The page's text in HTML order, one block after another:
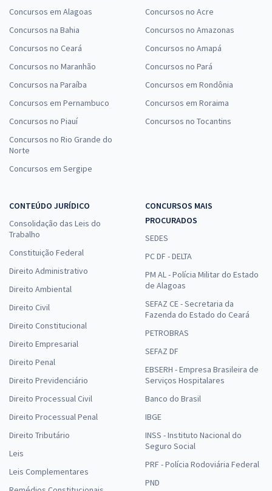
Concursos em Alagoas
Concursos na Bahia
Concursos no Ceará
Concursos no Maranhão
Concursos na Paraíba
Concursos em Pernambuco
Concursos no Piauí
Concursos no Rio Grande do
Norte
Concursos em Sergipe
Concursos no Acre
Concursos no Amazonas
Concursos no Amapá
Concursos no Pará
Concursos em Rondônia
Concursos em Roraima
Concursos no Tocantins
CONTEÚDO JURÍDICO
Consolidação das Leis do
Trabalho
Constituição Federal
Direito Administrativo
Direito Ambiental
Direito Civil
Direito Constitucional
Direito Empresarial
Direito Penal
Direito Previdenciário
Direito Processual Civil
Direito Processual Penal
Direito Tributário
Leis
Leis Complementares
CONCURSOS MAIS
PROCURADOS
SEDES
PC DF - DELTA
PM AL - Polícia Militar do Estado
de Alagoas
SEFAZ CE - Secretaria da
Fazenda do Estado do Ceará
PETROBRAS
SEFAZ DF
EBSERH - Empresa Brasileira de
Serviços Hospitalares
Banco do Brasil
IBGE
INSS - Instituto Nacional do
Seguro Social
PRF - Polícia Rodoviária Federal
PND